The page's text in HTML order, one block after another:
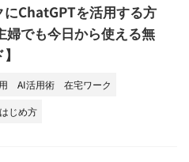
にChatGPTを活用する方
婦でも今日から使える無
AI活用術
在宅ワーク
じめ方